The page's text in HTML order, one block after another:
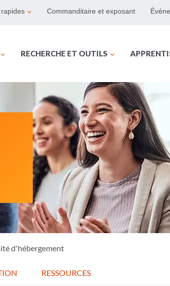
Commanditaire et exposant
RECHERCHE ET OUTILS
d'hébergement
RESSOURCES